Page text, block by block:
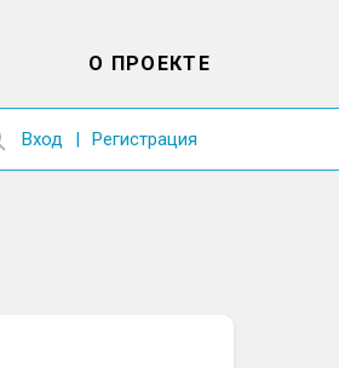
Вход Регистрация
О ПРОЕКТЕ